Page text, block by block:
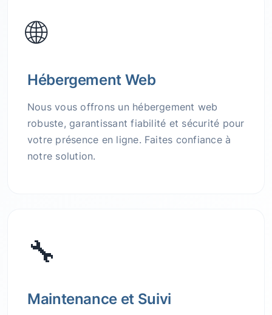
🌐
Hébergement Web
Nous vous offrons un hébergement web
robuste, garantissant fiabilité et sécurité pour
votre présence en ligne. Faites confiance à
notre solution.
🔧
Maintenance et Suivi